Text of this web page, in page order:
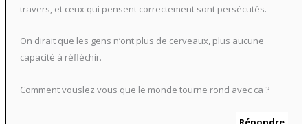
travers, et ceux qui pensent correctement sont persécutés.
On dirait que les gens n’ont plus de cerveaux, plus aucune
capacité à réfléchir.
Comment vouslez vous que le monde tourne rond avec ca ?